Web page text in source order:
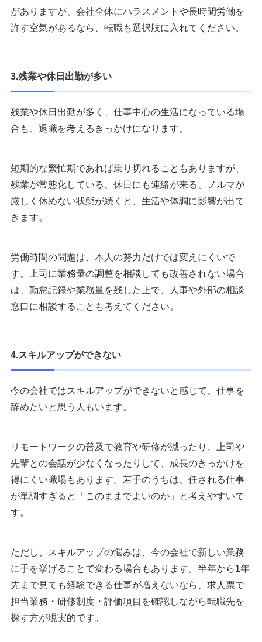
がありますが、会社全体にハラスメントや長時間労働を
許す空気があるなら、転職も選択肢に入れてください。
3.残業や休日出勤が多い
残業や休日出勤が多く、仕事中心の生活になっている場
合も、退職を考えるきっかけになります。
短期的な繁忙期であれば乗り切れることもありますが、
残業が常態化している、休日にも連絡が来る、ノルマが
厳しく休めない状態が続くと、生活や体調に影響が出て
きます。
労働時間の問題は、本人の努力だけでは変えにくいで
す。上司に業務量の調整を相談しても改善されない場合
は、勤怠記録や業務量を残した上で、人事や外部の相談
窓口に相談することも考えてください。
4.スキルアップができない
今の会社ではスキルアップができないと感じて、仕事を
辞めたいと思う人もいます。
リモートワークの普及で教育や研修が減ったり、上司や
先輩との会話が少なくなったりして、成長のきっかけを
得にくい職場もあります。若手のうちは、任される仕事
が単調すぎると「このままでよいのか」と考えやすいで
す。
ただし、スキルアップの悩みは、今の会社で新しい業務
に手を挙げることで変わる場合もあります。半年から1年
先まで見ても経験できる仕事が増えないなら、求人票で
担当業務・研修制度・評価項目を確認しながら転職先を
探す方が現実的です。